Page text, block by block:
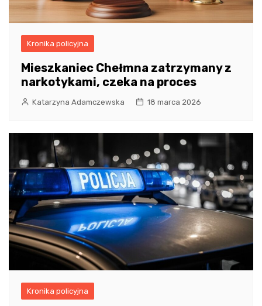
Kronika policyjna
Mieszkaniec Chełmna zatrzymany z
narkotykami, czeka na proces
Katarzyna Adamczewska 18 marca 2026
Kronika policyjna